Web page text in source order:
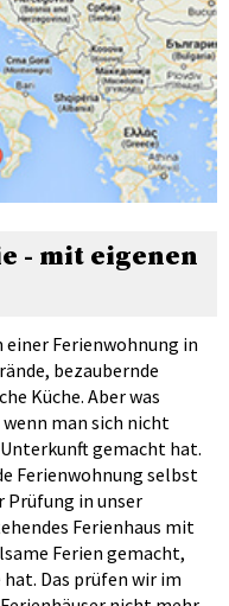
- mit eigenen
einer Ferienwohnung in
bezaubernde
Küche. Aber was
man sich nicht
gemacht hat.
Ferienwohnung selbst
Prüfung in unser
Ferienhaus mit
Ferien gemacht,
Das prüfen wir im